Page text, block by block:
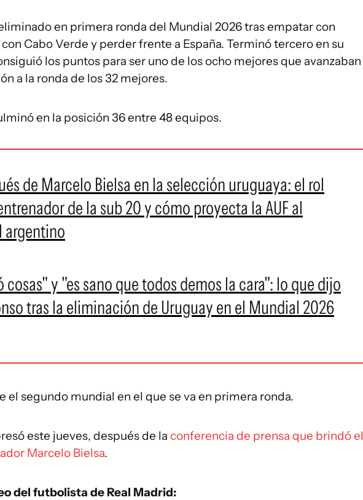
en primera ronda del Mundial 2026 tras empatar con
Cabo Verde y perder frente a España. Terminó tercero en su
los puntos para ser uno de los ocho mejores que avanzaban
a la ronda de los 32 mejores.
en la posición 36 entre 48 equipos.
de Marcelo Bielsa en la selección uruguaya: el rol
de la sub 20 y cómo proyecta la AUF al
argentino
cosas" y "es sano que todos demos la cara": lo que dijo
tras la eliminación de Uruguay en el Mundial 2026
el segundo mundial en el que se va en primera ronda.
este jueves, después de la conferencia de prensa que brindó el
Marcelo Bielsa.
del futbolista de Real Madrid: